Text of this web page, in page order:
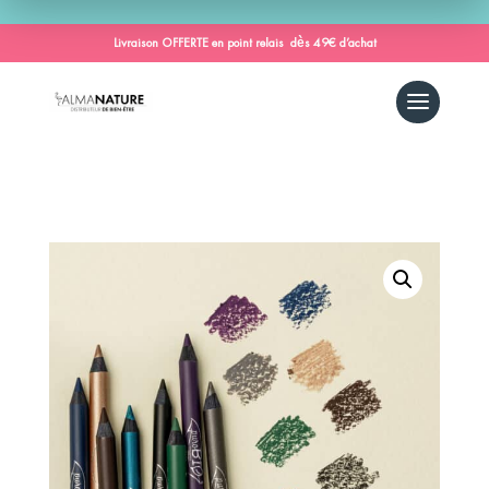
Livraison OFFERTE en point relais dès 49€ d’achat